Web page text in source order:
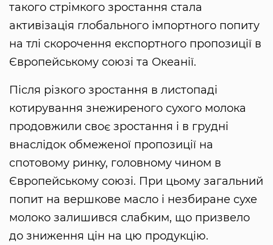
такого стрімкого зростання стала
активізація глобального імпортного попиту
на тлі скорочення експортного пропозиції в
Європейському союзі та Океанії.
Після різкого зростання в листопаді
котирування знежиреного сухого молока
продовжили своє зростання і в грудні
внаслідок обмеженої пропозиції на
спотовому ринку, головному чином в
Європейському союзі. При цьому загальний
попит на вершкове масло і незбиране сухе
молоко залишився слабким, що призвело
до зниження цін на цю продукцію.